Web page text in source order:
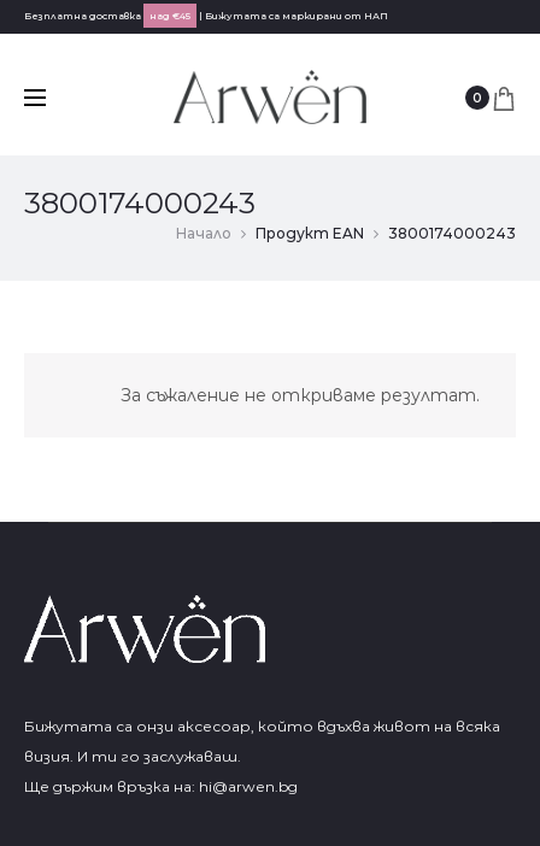
Безплатна доставка над €45 | Бижутата са маркирани от НАП
0
3800174000243
Начало Продукт EAN 3800174000243
За съжаление не откриваме резултат.
Бижутата са онзи аксесоар, който вдъхва живот на всяка
визия. И ти го заслужаваш.
Ще държим връзка на: hi@arwen.bg